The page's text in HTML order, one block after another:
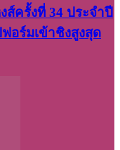
ส์ครั้งที่ 34 ประจำปี
อร์มเข้าชิงสูงสุด